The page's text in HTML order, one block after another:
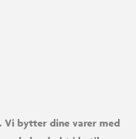
Vi bytter dine varer med